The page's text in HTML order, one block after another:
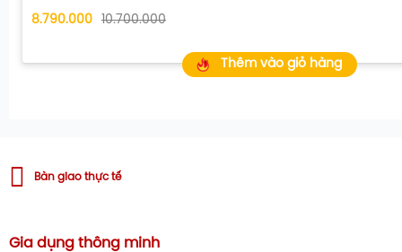
8.790.000 10.700.000
Thêm vào giỏ hàng
Bàn giao thực tế
Gia dụng thông minh